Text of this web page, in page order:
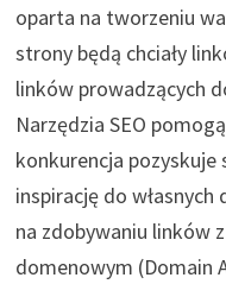
oparta na tworzeniu
strony będą chciały
linków prowadzących
Narzędzia SEO
konkurencja pozyskuje
inspirację do własnych
na zdobywaniu linków
domenowym (Domain